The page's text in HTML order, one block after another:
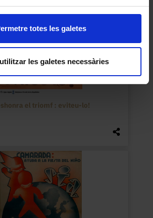
totes les galetes
les galetes necessàries
el triomf : eviteu-lo!